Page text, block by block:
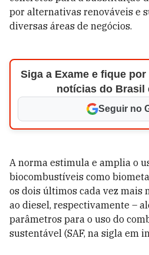
por alternativas renováveis e
diversas áreas de negócios.
Siga a Exame e fique
notícias do Brasil
Seguir no
A norma estimula e amplia o
biocombustíveis como
os dois últimos cada vez mais
ao diesel, respectivamente –
parâmetros para o uso do
sustentável (SAF, na sigla em